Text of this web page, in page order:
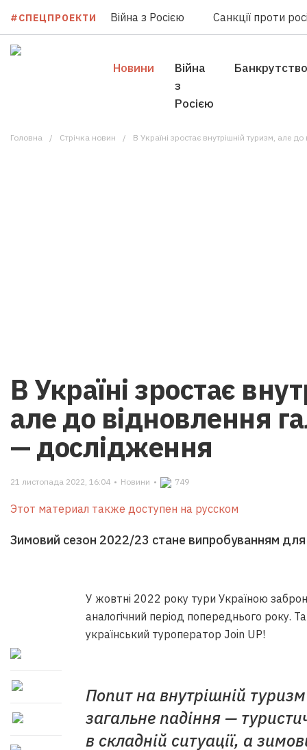
#СПЕЦПРОЕКТИ Війна з Росією Санкції проти
Новини
Війна
з
Росією
Банкрутство
Головна Стрічка новин В Україні зростає внутрішній туризм, але
В Україні зростає
але до відновлення
— дослідження
21 листопада 2022, 16:04 • Новини • 749
Этот материал также доступен на русском
Зимовий сезон 2022/23 стане випробуванням для
У жовтні 2022 року тури Україною
аналогічний період попереднього року.
український туроператор Join UP!
Попит на внутрішній
загальне падіння —
в складній ситуації, а